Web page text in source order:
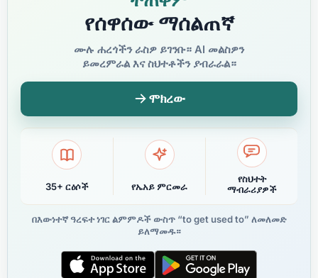
የሰዋሰው ማሰልጠኛ
ሙሉ ሐረጎችን ራስዎ ይገንቡ። AI መልስዎን
ይመረምራል እና ስህተቶችን ያብራራል።
ሞክረው
35+ ርዕሶች የኤአይ ምርመራ
የስህተት
ማብራሪያዎች
በእውነተኛ ዓረፍተ ነገር ልምምዶች ውስጥ “to get used to” ለመለመድ
ይለማመዱ።